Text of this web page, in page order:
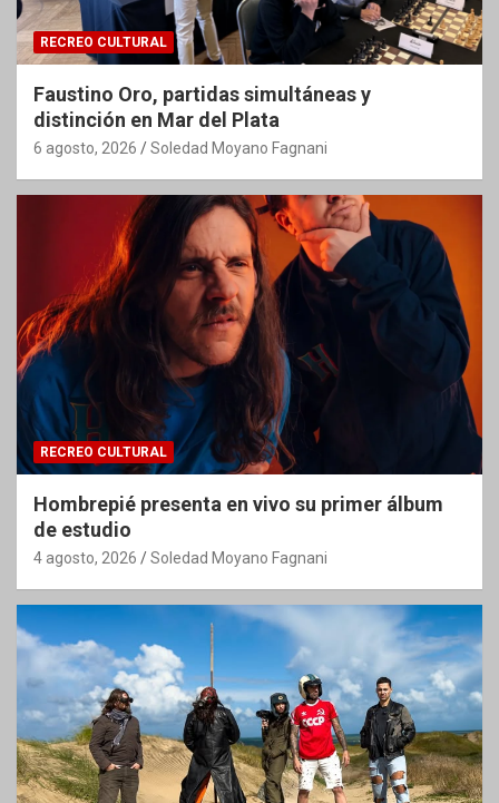
RECREO CULTURAL
Faustino Oro, partidas simultáneas y
distinción en Mar del Plata
6 agosto, 2026 Soledad Moyano Fagnani
RECREO CULTURAL
Hombrepié presenta en vivo su primer álbum
de estudio
4 agosto, 2026 Soledad Moyano Fagnani